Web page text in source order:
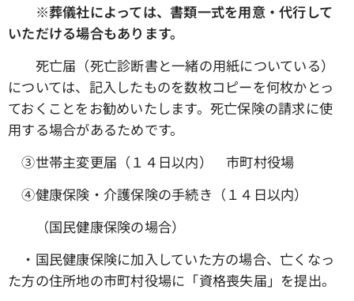
※葬儀社によっては、書類一式を用意・代行して
いただける場合もあります。
死亡届（死亡診断書と一緒の用紙についている）
については、記入したものを数枚コピーを何枚かとっ
ておくことをお勧めいたします。死亡保険の請求に使
用する場合があるためです。
③世帯主変更届（１４日以内） 市町村役場
④健康保険・介護保険の手続き（１４日以内）
（国民健康保険の場合）
・国民健康保険に加入していた方の場合、亡くなっ
た方の住所地の市町村役場に「資格喪失届」を提出。